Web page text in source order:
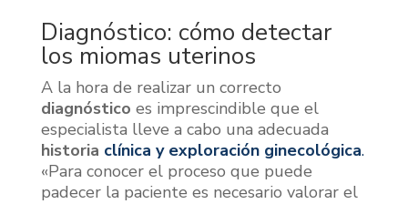
Diagnóstico: cómo detectar
los miomas uterinos
A la hora de realizar un correcto
diagnóstico es imprescindible que el
especialista lleve a cabo una adecuada
historia clínica y exploración ginecológica.
«Para conocer el proceso que puede
padecer la paciente es necesario valorar el